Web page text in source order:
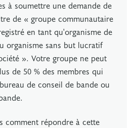
à soumettre une demande de
de « groupe communautaire
en tant qu'organisme de
organisme sans but lucratif
». Votre groupe ne peut
de 50 % des membres qui
de conseil de bande ou
comment répondre à cette